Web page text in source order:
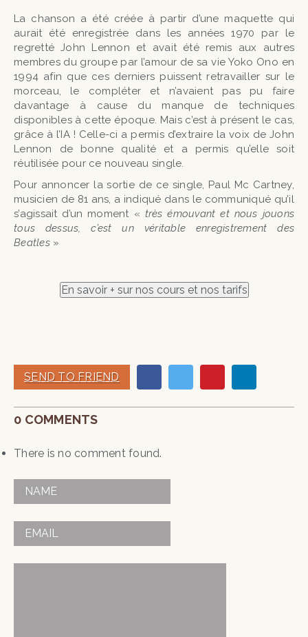
La chanson a été créée à partir d’une maquette qui
aurait été enregistrée dans les années 1970 par le
regretté John Lennon et avait été remis aux autres
membres du groupe par l’amour de sa vie Yoko Ono en
1994 afin que ces derniers puissent retravailler sur le
morceau, le compléter et n’avaient pas pu faire
davantage à cause du manque de techniques
disponibles à cette époque. Mais c’est à présent le cas,
grâce à l’IA ! Celle-ci a permis d’extraire la voix de John
Lennon de bonne qualité et a permis qu’elle soit
réutilisée pour ce nouveau single.
Pour annoncer la sortie de ce single, Paul Mc Cartney,
musicien de 81 ans, a indiqué dans le communiqué qu’il
s’agissait d’un moment « très émouvant et nous jouons
tous dessus, c’est un véritable enregistrement des
Beatles»
SEND TO FRIEND
0 COMMENTS
There is no comment found.